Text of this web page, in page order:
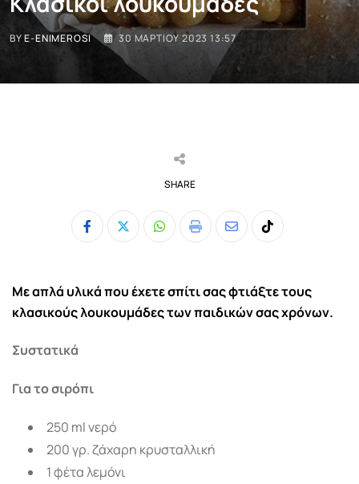
BYE-ENIMEROSI 30 ΜΑΡΤΊΟΥ 2023 13:57
SHARE
Whatsapp
Print
ShareTiktok
Με απλά υλικά που έχετε σπίτι σας φτιάξτε τους
κλασικούς λουκουμάδες των παιδικών σας χρόνων.
Συστατικά
Για το σιρόπι
250 ml νερό
200 γρ. ζάχαρη κρυσταλλική
1 φέτα λεμόνι